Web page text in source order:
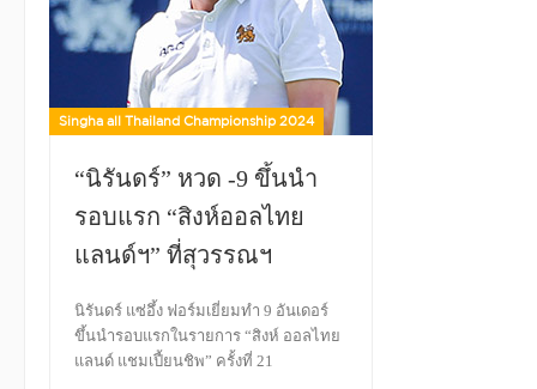
Singha all Thailand Championship 2024
“นิรันดร์” หวด -9 ขึ้นนำ
รอบแรก “สิงห์ออลไทย
แลนด์ฯ” ที่สุวรรณฯ
นิรันดร์ แซ่อึ้ง ฟอร์มเยี่ยมทำ 9 อันเดอร์
ขึ้นนำรอบแรกในรายการ “สิงห์ ออลไทย
แลนด์ แชมเปี้ยนชิพ” ครั้งที่ 21